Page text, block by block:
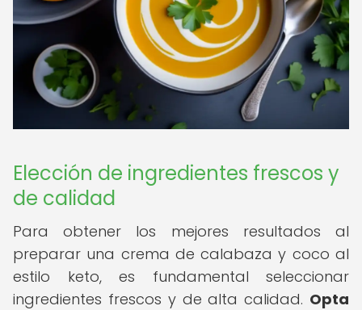
Elección de ingredientes frescos y
de calidad
Para obtener los mejores resultados al
preparar una crema de calabaza y coco al
estilo keto, es fundamental seleccionar
ingredientes frescos y de alta calidad. Opta